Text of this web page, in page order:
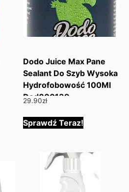
Dodo Juice Max Pane
Sealant Do Szyb Wysoka
Hydrofobowość 100Ml
Dod000139
29.90zł
Sprawdź Teraz!